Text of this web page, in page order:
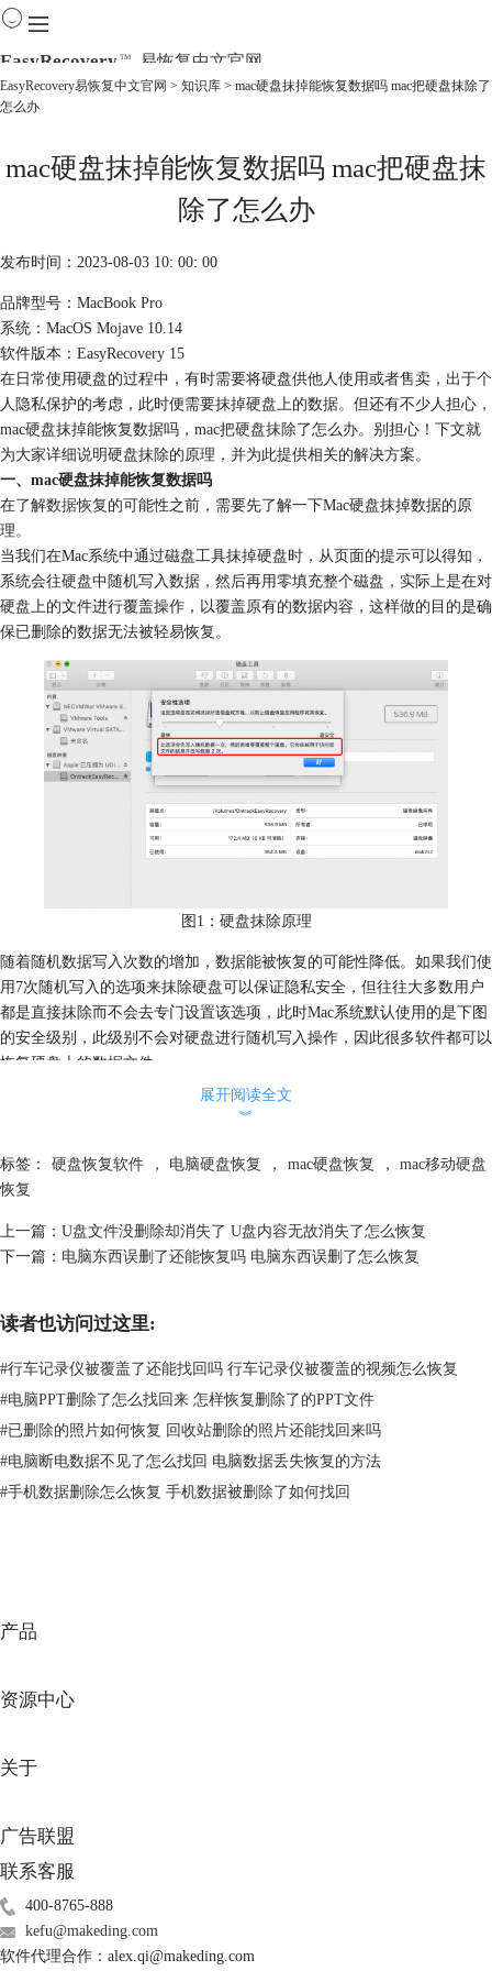
EasyRecovery TM 易恢复中文官网
下载
EasyRecovery易恢复中文官网 > 知识库 > mac硬盘抹掉能恢复数据吗 mac把硬盘抹除了
怎么办
mac硬盘抹掉能恢复数据吗 mac把硬盘抹
除了怎么办
发布时间：2023-08-03 10: 00: 00
品牌型号：MacBook Pro
系统：MacOS Mojave 10.14
软件版本：EasyRecovery 15
在日常使用硬盘的过程中，有时需要将硬盘供他人使用或者售卖，出于个
人隐私保护的考虑，此时便需要抹掉硬盘上的数据。但还有不少人担心，
mac硬盘抹掉能恢复数据吗，mac把硬盘抹除了怎么办。别担心！下文就
为大家详细说明硬盘抹除的原理，并为此提供相关的解决方案。
一、mac硬盘抹掉能恢复数据吗
在了解数据恢复的可能性之前，需要先了解一下Mac硬盘抹掉数据的原
理。
当我们在Mac系统中通过磁盘工具抹掉硬盘时，从页面的提示可以得知，
系统会往硬盘中随机写入数据，然后再用零填充整个磁盘，实际上是在对
硬盘上的文件进行覆盖操作，以覆盖原有的数据内容，这样做的目的是确
保已删除的数据无法被轻易恢复。
图1：硬盘抹除原理
随着随机数据写入次数的增加，数据能被恢复的可能性降低。如果我们使
用7次随机写入的选项来抹除硬盘可以保证隐私安全，但往往大多数用户
都是直接抹除而不会去专门设置该选项，此时Mac系统默认使用的是下图
的安全级别，此级别不会对硬盘进行随机写入操作，因此很多软件都可以
恢复硬盘上的数据文件。
二、mac把硬盘抹除了怎么办
择Mac系统默认的抹除选项抹除硬盘时，还是有很大可能性能够恢复文件
的。如果我们将硬盘抹除，事后又需要找回当中文件，那该怎么办呢？
１、数据恢复软件。
对软件很重要，不好的软件甚至有可能会进一步破坏硬盘数据。
下图是EasyRecovery恢复软件，它具有友好的界面和直观的操作流程，支
EasyRecovery提供了不同级别的扫描选项，包括“快速扫描”和“深度扫
描”，使用它可以扫描出抹除硬盘内可恢复的文件，选择文件即可恢复。
展开阅读全文
︾
标签： 硬盘恢复软件 ， 电脑硬盘恢复 ， mac硬盘恢复 ，
mac移动硬盘
恢复
上一篇： U盘文件没删除却消失了 U盘内容无故消失了怎么恢复
下一篇： 电脑东西误删了还能恢复吗 电脑东西误删了怎么恢复
读者也访问过这里:
#行车记录仪被覆盖了还能找回吗 行车记录仪被覆盖的视频怎么恢复
#电脑PPT删除了怎么找回来 怎样恢复删除了的PPT文件
#已删除的照片如何恢复 回收站删除的照片还能找回来吗
#电脑断电数据不见了怎么找回 电脑数据丢失恢复的方法
#手机数据删除怎么恢复 手机数据被删除了如何找回
产品
资源中心
关于
广告联盟
联系客服
400-8765-888
kefu@makeding.com
软件代理合作：alex.qi@makeding.com